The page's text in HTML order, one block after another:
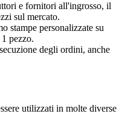
e fornitori all'ingrosso, il
sul mercato.
stampe personalizzate su
pezzo.
degli ordini, anche
utilizzati in molte diverse